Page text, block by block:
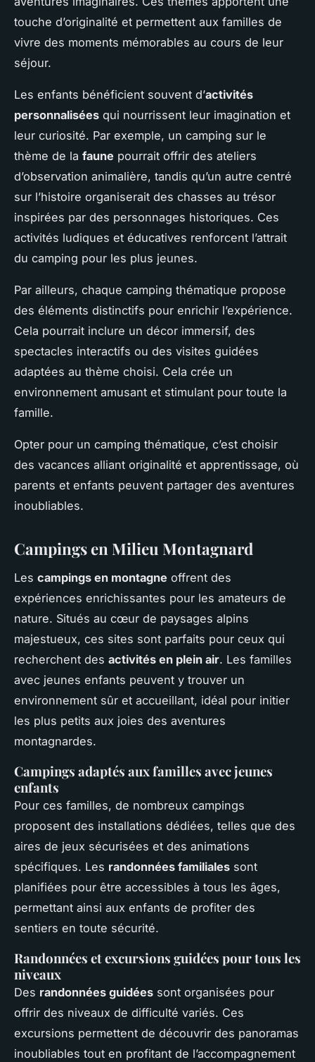
touche d’originalité et permettent aux familles de
vivre des moments mémorables au cours de leur
séjour.
Les enfants bénéficient souvent d’activités
personnalisées qui nourrissent leur imagination et
leur curiosité. Par exemple, un camping sur le
thème de la faune pourrait offrir des ateliers
d’observation animalière, tandis qu’un autre centré
sur l’histoire organiserait des chasses au trésor
inspirées par des personnages historiques. Ces
activités ludiques et éducatives renforcent l’attrait
du camping pour les plus jeunes.
Par ailleurs, chaque camping thématique propose
des éléments distinctifs pour enrichir l’expérience.
Cela pourrait inclure un décor immersif, des
spectacles interactifs ou des visites guidées
adaptées au thème choisi. Cela crée un
environnement amusant et stimulant pour toute la
famille.
Opter pour un camping thématique, c’est choisir
des vacances alliant originalité et apprentissage, où
parents et enfants peuvent partager des aventures
inoubliables.
Campings en Milieu Montagnard
Les campings en montagne offrent des
expériences enrichissantes pour les amateurs de
nature. Situés au cœur de paysages alpins
majestueux, ces sites sont parfaits pour ceux qui
recherchent des activités en plein air. Les familles
avec jeunes enfants peuvent y trouver un
environnement sûr et accueillant, idéal pour initier
les plus petits aux joies des aventures
montagnardes.
Campings adaptés aux familles avec jeunes
enfants
Pour ces familles, de nombreux campings
proposent des installations dédiées, telles que des
aires de jeux sécurisées et des animations
spécifiques. Les randonnées familiales sont
planifiées pour être accessibles à tous les âges,
permettant ainsi aux enfants de profiter des
sentiers en toute sécurité.
Randonnées et excursions guidées pour tous les
niveaux
Des randonnées guidées sont organisées pour
offrir des niveaux de difficulté variés. Ces
excursions permettent de découvrir des panoramas
inoubliables tout en profitant de l’accompagnement